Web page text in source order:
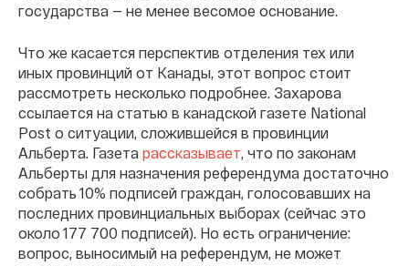
государства — не менее весомое основание.
Что же касается перспектив отделения тех или
иных провинций от Канады, этот вопрос стоит
рассмотреть несколько подробнее. Захарова
ссылается на статью в канадской газете National
Post о ситуации, сложившейся в провинции
Альберта. Газета рассказывает, что по законам
Альберты для назначения референдума достаточно
собрать 10% подписей граждан, голосовавших на
последних провинциальных выборах (сейчас это
около 177 700 подписей). Но есть ограничение:
вопрос, выносимый на референдум, не может